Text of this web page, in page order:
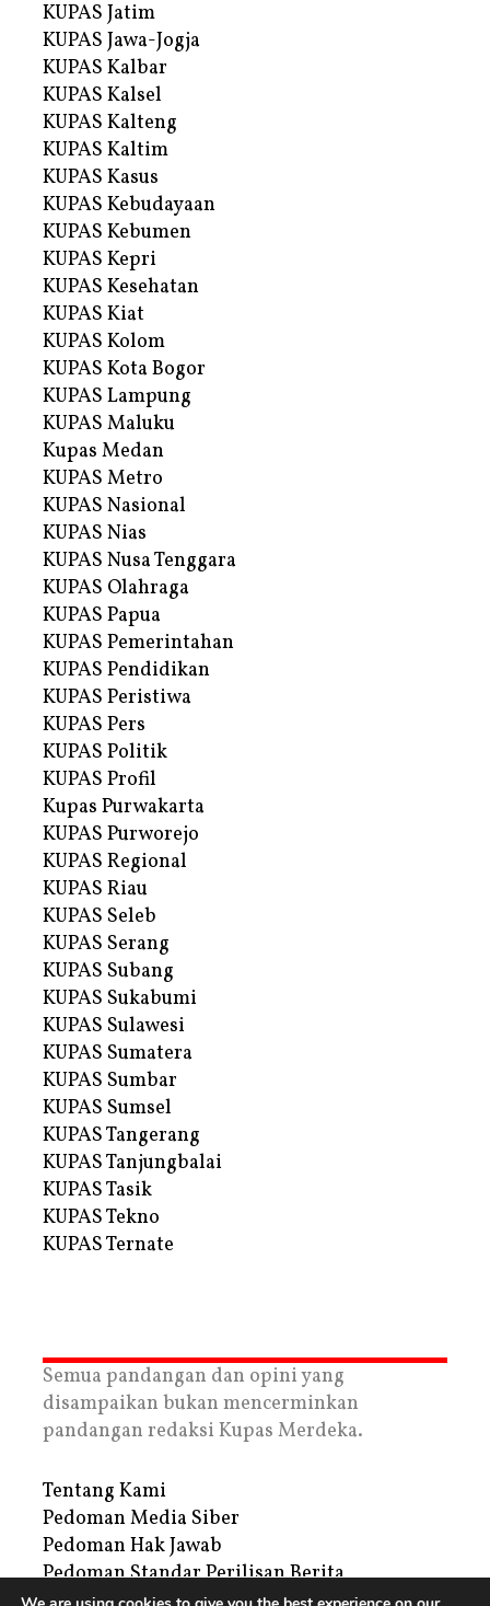
KUPAS Jatim
KUPAS Jawa-Jogja
KUPAS Kalbar
KUPAS Kalsel
KUPAS Kalteng
KUPAS Kaltim
KUPAS Kasus
KUPAS Kebudayaan
KUPAS Kebumen
KUPAS Kepri
KUPAS Kesehatan
KUPAS Kiat
KUPAS Kolom
KUPAS Kota Bogor
KUPAS Lampung
KUPAS Maluku
Kupas Medan
KUPAS Metro
KUPAS Nasional
KUPAS Nias
KUPAS Nusa Tenggara
KUPAS Olahraga
KUPAS Papua
KUPAS Pemerintahan
KUPAS Pendidikan
KUPAS Peristiwa
KUPAS Pers
KUPAS Politik
KUPAS Profil
Kupas Purwakarta
KUPAS Purworejo
KUPAS Regional
KUPAS Riau
KUPAS Seleb
KUPAS Serang
KUPAS Subang
KUPAS Sukabumi
KUPAS Sulawesi
KUPAS Sumatera
KUPAS Sumbar
KUPAS Sumsel
KUPAS Tangerang
KUPAS Tanjungbalai
KUPAS Tasik
KUPAS Tekno
KUPAS Ternate
Semua pandangan dan opini yang
disampaikan bukan mencerminkan
pandangan redaksi Kupas Merdeka.
Tentang Kami
Pedoman Media Siber
Pedoman Hak Jawab
Pedoman Standar Perilisan Berita